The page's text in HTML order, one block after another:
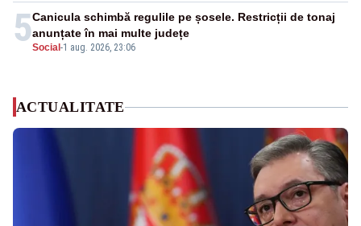
5Social -1 aug. 2026, 23:06
Canicula schimbă regulile pe șosele. Restricții de tonaj
anunțate în mai multe județe
ACTUALITATE